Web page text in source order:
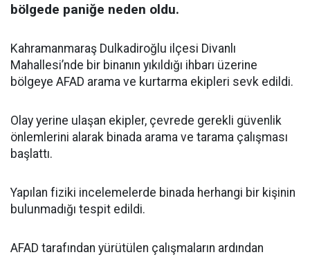
bölgede paniğe neden oldu.
Kahramanmaraş Dulkadiroğlu ilçesi Divanlı
Mahallesi’nde bir binanın yıkıldığı ihbarı üzerine
bölgeye AFAD arama ve kurtarma ekipleri sevk edildi.
Olay yerine ulaşan ekipler, çevrede gerekli güvenlik
önlemlerini alarak binada arama ve tarama çalışması
başlattı.
Yapılan fiziki incelemelerde binada herhangi bir kişinin
bulunmadığı tespit edildi.
AFAD tarafından yürütülen çalışmaların ardından